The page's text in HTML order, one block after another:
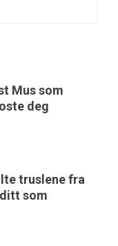
Mus som
deg
truslene fra
som